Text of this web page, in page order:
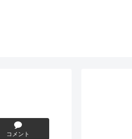
コメント